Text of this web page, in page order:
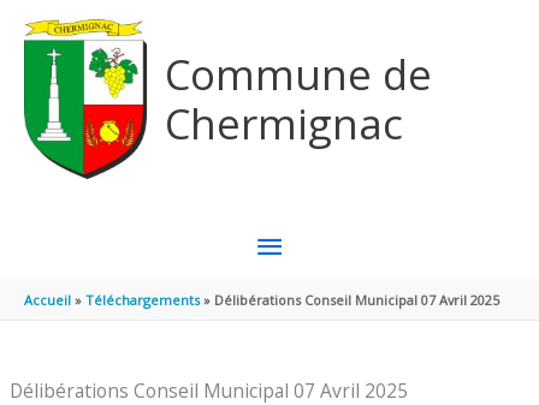
Commune de
Chermignac
MENU
PRINCIPAL
Accueil Téléchargements Délibérations Conseil Municipal 07 Avril 2025
Délibérations Conseil Municipal 07 Avril 2025